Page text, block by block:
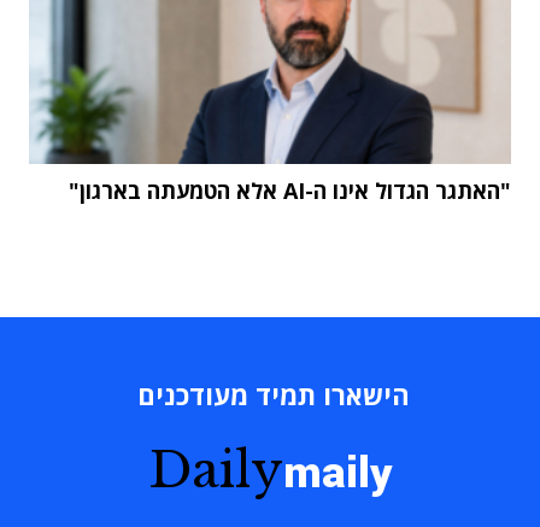
"האתגר הגדול אינו ה-AI אלא הטמעתה בארגון"
הישארו תמיד מעודכנים
Dailymaily